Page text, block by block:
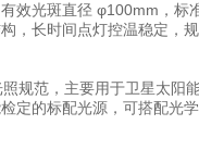
效光斑直径 φ100mm，
，长时间点灯控温稳定，
规范，主要用于卫星太阳
定的标配光源，可搭配光